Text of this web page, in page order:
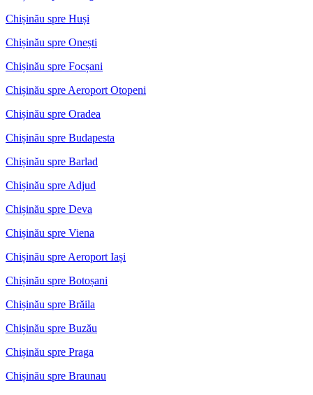
Chișinău spre Huși
Chișinău spre Onești
Chișinău spre Focșani
Chișinău spre Aeroport Otopeni
Chișinău spre Oradea
Chișinău spre Budapesta
Chișinău spre Barlad
Chișinău spre Adjud
Chișinău spre Deva
Chișinău spre Viena
Chișinău spre Aeroport Iași
Chișinău spre Botoșani
Chișinău spre Brăila
Chișinău spre Buzău
Chișinău spre Praga
Chișinău spre Braunau